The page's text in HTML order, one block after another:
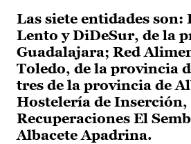
Las siete entidades son:
Lento y DiDeSur, de la
Guadalajara; Red
Toledo, de la provincia
tres de la provincia de
Hostelería de Inserción,
Recuperaciones El
Albacete Apadrina.